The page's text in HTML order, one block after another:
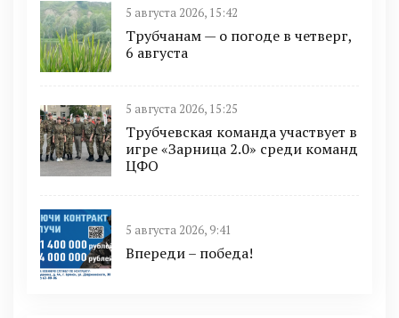
5 августа 2026, 15:42
Трубчанам — о погоде в четверг,
6 августа
5 августа 2026, 15:25
Трубчевская команда участвует в
игре «Зарница 2.0» среди команд
ЦФО
5 августа 2026, 9:41
Впереди – победа!